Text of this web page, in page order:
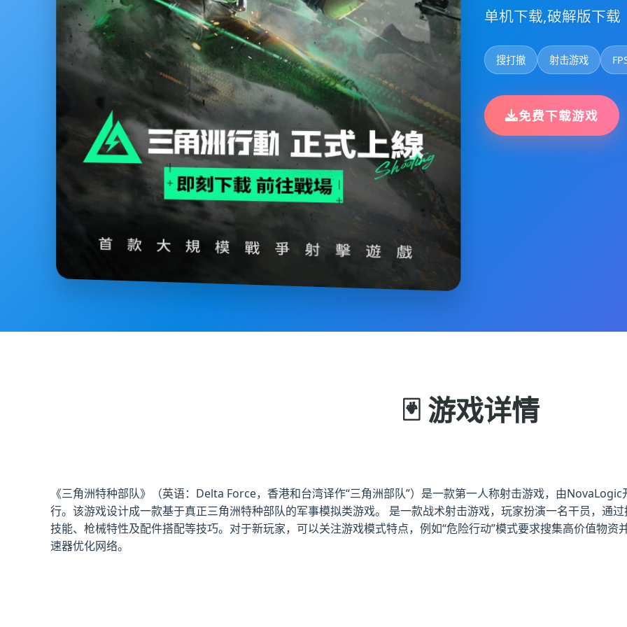
单机下载,破解版下载
搜打撤 射击游戏
免费下载游戏
🃏 游戏详情
《三角洲特种部队》（英语：Delta Force，香港和台湾译作“三角洲部队”）是一款第一人称射击游戏，由
行。该游戏设计成一款基于真正三角洲特种部队的军事模拟类游戏。 是一款战术射击游戏，玩家扮演一名干员，通
技能、枪械特性及配件搭配等技巧。对于新玩家，可以关注游戏模式特点，例如“危险行动”模式要求搜集高价值物
速器优化网络。